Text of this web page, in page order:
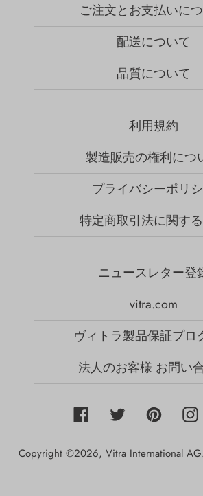
ご注文とお支払いに
配送について
品質について
利用規約
製造販売の権利につ
プライバシーポリ
特定商取引法に関す
ニュースレター登
vitra.com
ヴィトラ製品保証プロ
法人のお客様 お問い
FacebookTwitter Pinterest
Copyright ©2026, Vitra International AG